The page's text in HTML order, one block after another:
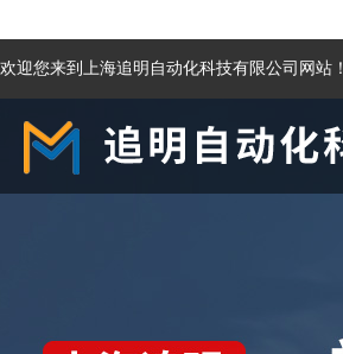
欢迎您来到上海追明自动化科技有限公司网站！